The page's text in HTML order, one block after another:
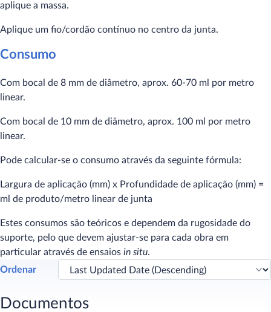
aplique a massa.
Aplique um fio/cordão contínuo no centro da junta.
Consumo
Com bocal de 8 mm de diâmetro, aprox. 60-70 ml por metro
linear.
Com bocal de 10 mm de diâmetro, aprox. 100 ml por metro
linear.
Pode calcular-se o consumo através da seguinte fórmula:
Largura de aplicação (mm) x Profundidade de aplicação (mm) =
ml de produto/metro linear de junta
Estes consumos são teóricos e dependem da rugosidade do
suporte, pelo que devem ajustar-se para cada obra em
particular através de ensaios in situ.
Ordenar
Documentos